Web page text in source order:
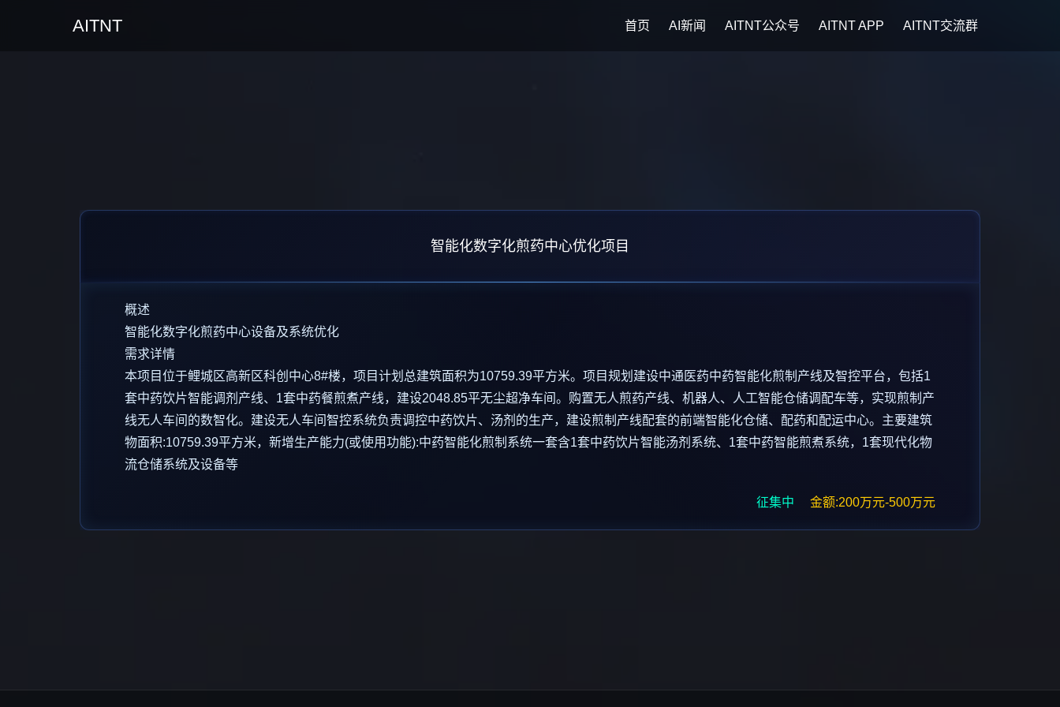
AITNT 首页 AI新闻 AITNT公众号 AITNT APP AITNT交流群
智能化数字化煎药中心优化项目
概述
智能化数字化煎药中心设备及系统优化
需求详情
本项目位于鲤城区高新区科创中心8#楼，项目计划总建筑面积为10759.39平方米。项目规划建设中通医药中药智能化煎制产线及智控平台，包括1
套中药饮片智能调剂产线、1套中药餐煎煮产线，建设2048.85平无尘超净车间。购置无人煎药产线、机器人、人工智能仓储调配车等，实现煎制产
线无人车间的数智化。建设无人车间智控系统负责调控中药饮片、汤剂的生产，建设煎制产线配套的前端智能化仓储、配药和配运中心。主要建筑
物面积:10759.39平方米，新增生产能力(或使用功能):中药智能化煎制系统一套含1套中药饮片智能汤剂系统、1套中药智能煎煮系统，1套现代化物
流仓储系统及设备等
征集中 金额:200万元-500万元